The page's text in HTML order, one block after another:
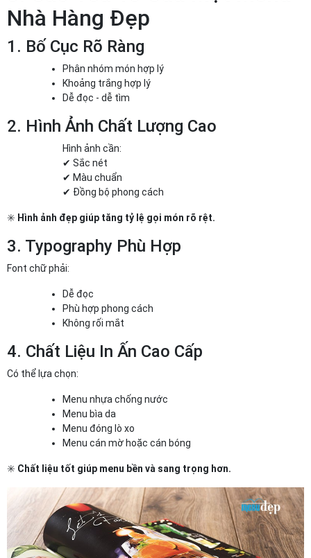
Nhà Hàng Đẹp
1. Bố Cục Rõ Ràng
Phân nhóm món hợp lý
Khoảng trắng hợp lý
Dễ đọc - dễ tìm
2. Hình Ảnh Chất Lượng Cao
Hình ảnh cần:
✔ Sắc nét
✔ Màu chuẩn
✔ Đồng bộ phong cách
✳️ Hình ảnh đẹp giúp tăng tỷ lệ gọi món rõ rệt.
3. Typography Phù Hợp
Font chữ phải:
Dễ đọc
Phù hợp phong cách
Không rối mắt
4. Chất Liệu In Ấn Cao Cấp
Có thể lựa chọn:
Menu nhựa chống nước
Menu bìa da
Menu đóng lò xo
Menu cán mờ hoặc cán bóng
✳️ Chất liệu tốt giúp menu bền và sang trọng hơn.